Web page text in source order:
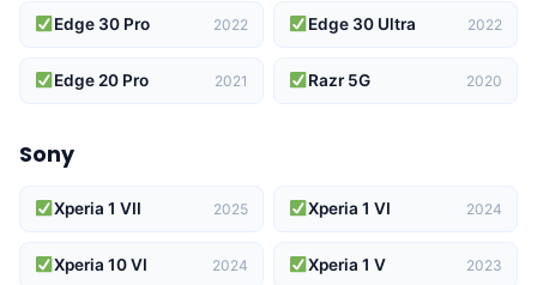
Edge 30 Pro 2022 Edge 30 Ultra 2022
Edge 20 Pro 2021 Razr 5G 2020
Sony
Xperia 1 VII 2025 Xperia 1 VI 2024
Xperia 10 VI 2024 Xperia 1 V 2023